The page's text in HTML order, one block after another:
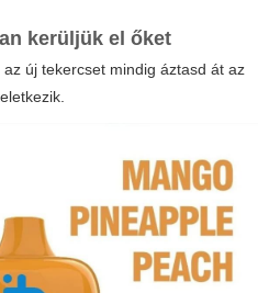
kerüljük el őket
új tekercset mindig áztasd át az